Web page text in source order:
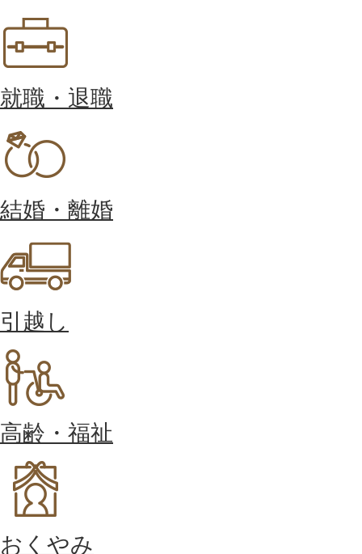
就職・退職
結婚・離婚
引越し
高齢・福祉
おくやみ